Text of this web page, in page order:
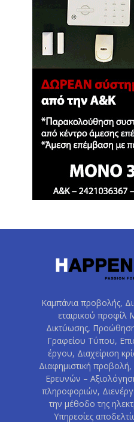
Καμπάνια προβολής,
εταιρικού προφίλ
Δικτύωσης,
Γραφείου Τύπου,
έργου, Διαχείριση
Διαφημιστική
Ερευνών –
πληροφοριών,
την μέθοδο της
Υπηρεσίες